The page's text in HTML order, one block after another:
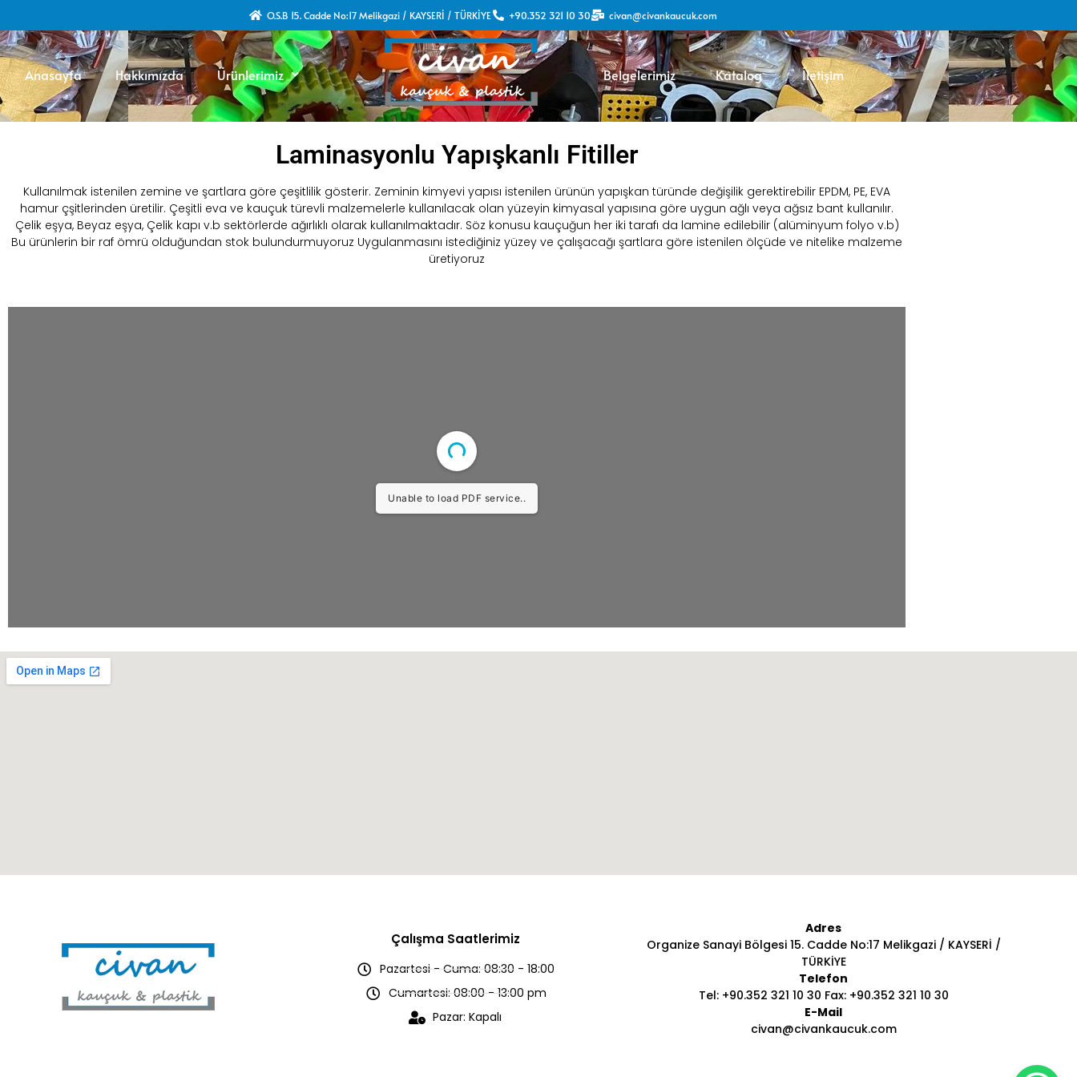
O.S.B 15. Cadde No:17 Melikgazi / KAYSERİ / TÜRKİYE +90.352 321 10 30 civan@civankaucuk.com
Anasayfa Hakkımızda Ürünlerimiz Belgelerimiz Katalog İletişim
Laminasyonlu Yapışkanlı Fitiller
Kullanılmak istenilen zemine ve şartlara göre çeşitlilik gösterir. Zeminin kimyevi yapısı istenilen ürünün yapışkan türünde değişilik gerektirebilir EPDM, PE, EVA
hamur çşitlerinden üretilir. Çeşitli eva ve kauçuk türevli malzemelerle kullanılacak olan yüzeyin kimyasal yapısına göre uygun ağlı veya ağsız bant kullanılır.
Çelik eşya, Beyaz eşya, Çelik kapı v.b sektörlerde ağırlıklı olarak kullanılmaktadır. Söz konusu kauçuğun her iki tarafı da lamine edilebilir (alüminyum folyo v.b)
Bu ürünlerin bir raf ömrü olduğundan stok bulundurmuyoruz Uygulanmasını istediğiniz yüzey ve çalışacağı şartlara göre istenilen ölçüde ve nitelike malzeme
üretiyoruz
Unable to load PDF service..
Çalışma Saatlerimiz
Pazartesi - Cuma: 08:30 - 18:00
Cumartesi: 08:00 - 13:00 pm
Pazar: Kapalı
Adres
Organize Sanayi Bölgesi 15. Cadde No:17 Melikgazi / KAYSERİ /
TÜRKİYE
Telefon
Tel: +90.352 321 10 30 Fax: +90.352 321 10 30
E-Mail
civan@civankaucuk.com